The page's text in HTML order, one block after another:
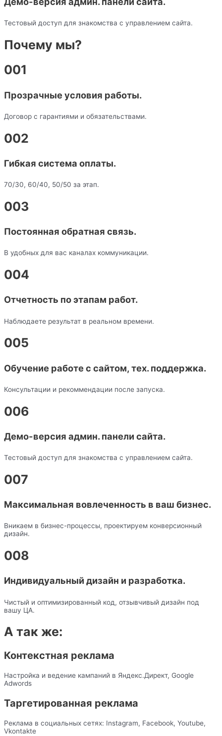
Тестовый доступ для знакомства с управлением сайта.
Почему мы?
001
Прозрачные условия работы.
Договор с гарантиями и обязательствами.
002
Гибкая система оплаты.
70/30, 60/40, 50/50 за этап.
003
Постоянная обратная связь.
В удобных для вас каналах коммуникации.
004
Отчетность по этапам работ.
Наблюдаете результат в реальном времени.
005
Обучение работе с сайтом, тех. поддержка.
Консультации и рекоммендации после запуска.
006
Демо-версия админ. панели сайта.
Тестовый доступ для знакомства с управлением сайта.
007
Максимальная вовлеченность в ваш бизнес.
Вникаем в бизнес-процессы, проектируем конверсионный
дизайн.
008
Индивидуальный дизайн и разработка.
Чистый и оптимизированный код, отзывчивый дизайн под
вашу ЦА.
А так же:
Контекстная реклама
Настройка и ведение кампаний в Яндекс.Директ, Google
Adwords
Таргетированная реклама
Реклама в социальных сетях: Instagram, Facebook, Youtube,
Vkontakte